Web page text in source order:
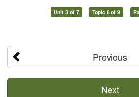
Unit 3 of 7 Topic 6 of 9
Previous
Next